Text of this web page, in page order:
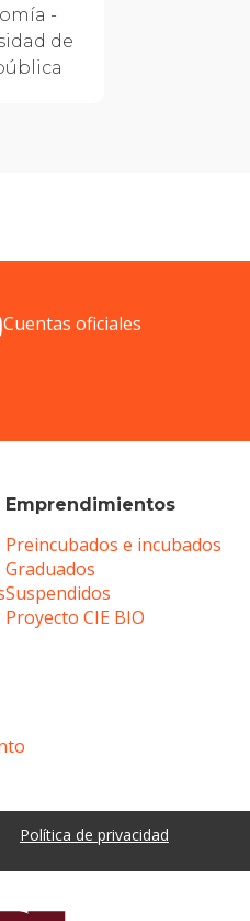
-
de
Emprendimientos
Preincubados e incubados
Graduados
Suspendidos
Proyecto CIE BIO
Cuentas oficiales
Política de privacidad